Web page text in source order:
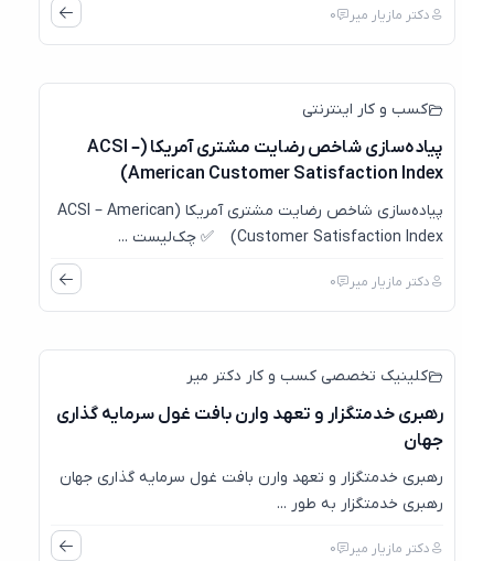
دکتر مازیار میر 0
کسب و کار اینترنتی
پیاده‌سازی شاخص رضایت مشتری آمریکا (ACSI –
American Customer Satisfaction Index)
پیاده‌سازی شاخص رضایت مشتری آمریکا (ACSI – American
Customer Satisfaction Index) ✅ چک‌لیست ...
دکتر مازیار میر 0
کلینیک تخصصی کسب و کار دکتر میر
رهبری خدمتگزار و تعهد وارن بافت غول سرمایه گذاری
جهان
رهبری خدمتگزار و تعهد وارن بافت غول سرمایه گذاری جهان
رهبری خدمتگزار به طور ...
دکتر مازیار میر 0